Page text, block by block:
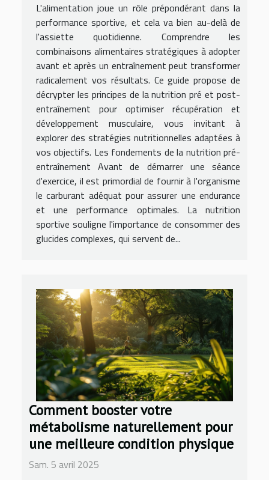
L'alimentation joue un rôle prépondérant dans la
performance sportive, et cela va bien au-delà de
l'assiette quotidienne. Comprendre les
combinaisons alimentaires stratégiques à adopter
avant et après un entraînement peut transformer
radicalement vos résultats. Ce guide propose de
décrypter les principes de la nutrition pré et post-
entraînement pour optimiser récupération et
développement musculaire, vous invitant à
explorer des stratégies nutritionnelles adaptées à
vos objectifs. Les fondements de la nutrition pré-
entraînement Avant de démarrer une séance
d'exercice, il est primordial de fournir à l'organisme
le carburant adéquat pour assurer une endurance
et une performance optimales. La nutrition
sportive souligne l'importance de consommer des
glucides complexes, qui servent de...
Comment booster votre
métabolisme naturellement pour
une meilleure condition physique
Sam. 5 avril 2025